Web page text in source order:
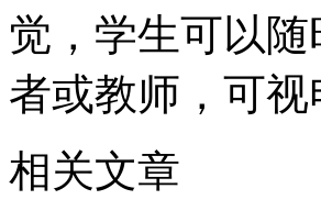
觉，学生可以
者或教师，可
相关文章